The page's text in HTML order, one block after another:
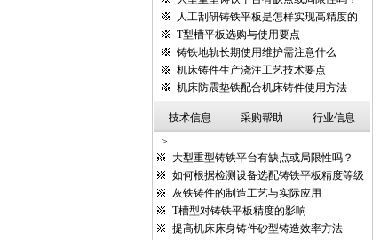
人工刮研铸铁平板是怎样实现高精度的
T型槽平板选购与使用要点
铸铁地轨长期使用维护需注意什么
机床铸件生产浇注工艺技术要点
机床防震垫铁配合机床铸件使用方法
技术信息 采购帮助
行业信息
-->
大型重型铸铁平台有缺点或局限性吗？
如何根据检测设备选配铸铁平板精度等级
灰铁铸件的制造工艺与实际应用
T槽型对铸铁平板精度的影响
提高机床床身铸件砂型铸造效率方法